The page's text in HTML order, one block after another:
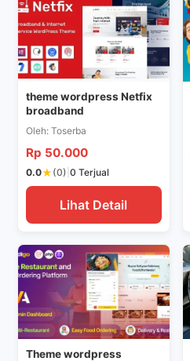
>
theme wordpress Netfix
broadband
Oleh: Toserba
Rp 50.000
0.0★(0) |0 Terjual
Lihat Detail
>
Theme wordpress